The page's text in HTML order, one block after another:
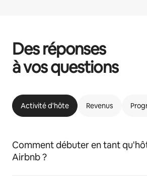
Des réponses
à vos questions
Activité d'hôte Revenus
Comment débuter en tant
Airbnb ?